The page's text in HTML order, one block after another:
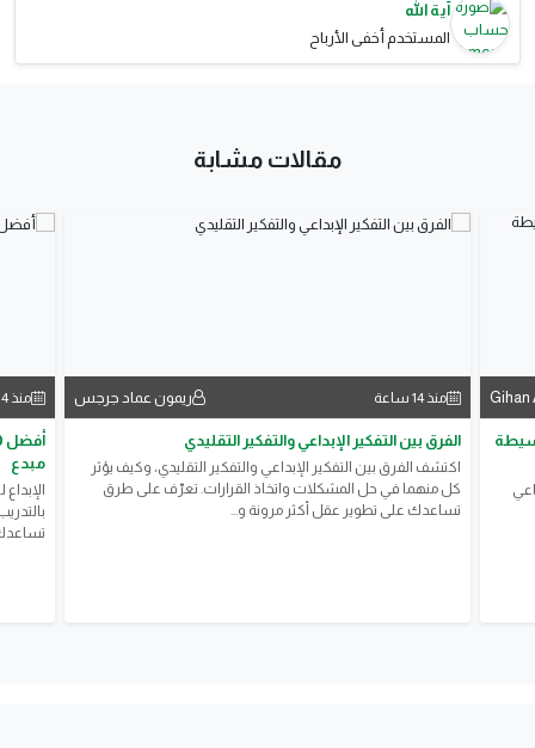
آية الله
المستخدم أخفى الأرباح
مقالات مشابة
Gihan منذ 14 ساعة ريمون عماد جرجس
الفرق بين التفكير الإبداعي والتفكير التقليدي
اكتشف الفرق بين التفكير الإبداعي والتفكير التقليدي، وكيف يؤثر
كل منهما في حل المشكلات واتخاذ القرارات. تعرّف على طرق
تساعدك على تطوير عقل أكثر مرونة و...
منذ 14 ساعة
مبدع